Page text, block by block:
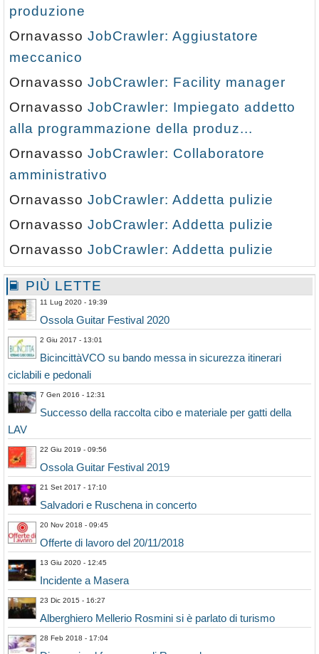
produzione
Ornavasso JobCrawler: Aggiustatore
meccanico
Ornavasso JobCrawler: Facility manager
Ornavasso JobCrawler: Impiegato addetto
alla programmazione della produz...
Ornavasso JobCrawler: Collaboratore
amministrativo
Ornavasso JobCrawler: Addetta pulizie
Ornavasso JobCrawler: Addetta pulizie
Ornavasso JobCrawler: Addetta pulizie
PIÙ LETTE
11 Lug 2020 - 19:39
Ossola Guitar Festival 2020
2 Giu 2017 - 13:01
BicincittàVCO su bando messa in sicurezza itinerari
ciclabili e pedonali
7 Gen 2016 - 12:31
Successo della raccolta cibo e materiale per gatti della
LAV
22 Giu 2019 - 09:56
Ossola Guitar Festival 2019
21 Set 2017 - 17:10
Salvadori e Ruschena in concerto
20 Nov 2018 - 09:45
Offerte di lavoro del 20/11/2018
13 Giu 2020 - 12:45
Incidente a Masera
23 Dic 2015 - 16:27
Alberghiero Mellerio Rosmini si è parlato di turismo
28 Feb 2018 - 17:04